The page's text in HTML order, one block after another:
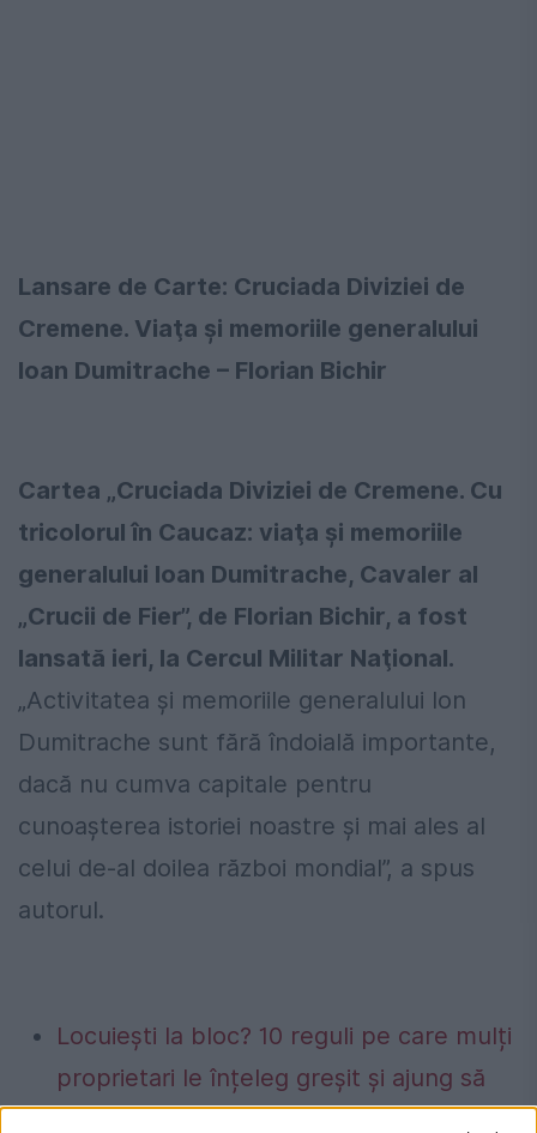
Lansare de Carte: Cruciada Diviziei de
Cremene. Viaţa şi memoriile generalului
Ioan Dumitrache – Florian Bichir
Cartea „Cruciada Diviziei de Cremene. Cu
tricolorul în Caucaz: viaţa şi memoriile
generalului Ioan Dumitrache, Cavaler al
„Crucii de Fier”, de Florian Bichir, a fost
lansată ieri, la Cercul Militar Naţional.
„Activitatea și memoriile generalului Ion
Dumitrache sunt fără îndoială importante,
dacă nu cumva capitale pentru
cunoașterea istoriei noastre și mai ales al
celui de-al doilea război mondial”, a spus
autorul.
Locuiești la bloc? 10 reguli pe care mulți
proprietari le înțeleg greșit și ajung să